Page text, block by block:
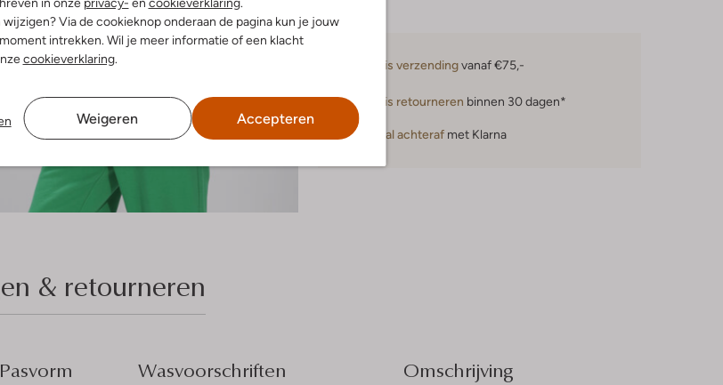
Via de cookieknop onderaan de pagina kun je jouw
intrekken. Wil je meer informatie of een klacht
cookieverklaring.
Weigeren Accepteren
Gratis verzendingvanaf €75,-
Gratis retourneren binnen 30 dagen*
Betaal achteraf met Klarna
& retourneren
Wasvoorschriften Omschrijving